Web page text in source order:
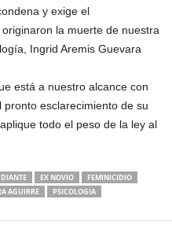
y exige el
la muerte de nuestra
Ingrid Aremis Guevara
está a nuestro alcance con
esclarecimiento de su
todo el peso de la ley al
EX NOVIO
FEMINICIDIO
AGUIRRE
PSICOLOGIA